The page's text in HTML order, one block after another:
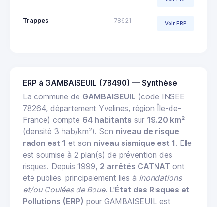
Trappes 78621 Voir ERP
ERP à GAMBAISEUIL (78490) — Synthèse
La commune de GAMBAISEUIL (code INSEE
78264, département Yvelines, région Île-de-
France) compte 64 habitants sur 19.20 km²
(densité 3 hab/km²). Son niveau de risque
radon est 1 et son niveau sismique est 1. Elle
est soumise à 2 plan(s) de prévention des
risques. Depuis 1999, 2 arrêtés CATNAT ont
été publiés, principalement liés à Inondations
et/ou Coulées de Boue. L'État des Risques et
Pollutions (ERP) pour GAMBAISEUIL est